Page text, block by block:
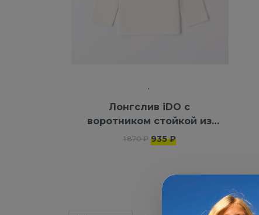
Лонгслив iDO с
воротником стойкой из
100% хлопка
1 870 ₽ 935 ₽